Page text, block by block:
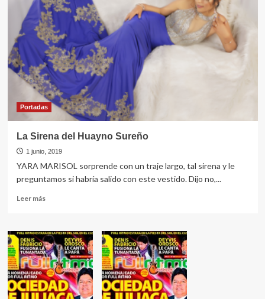
MúSICO
en
JULIACA
Portadas
La Sirena del Huayno Sureño
1 junio, 2019
YARA MARISOL sorprende con un traje largo, tal sirena y le
preguntamos si habría salido con este vestido. Dijo no,...
Leer másLeer
La
Sirena
del
Huayno
Sureño